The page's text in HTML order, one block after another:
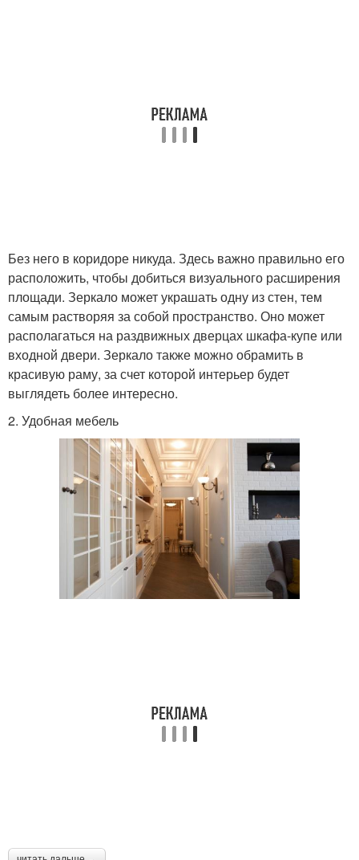
Без него в коридоре никуда. Здесь важно правильно его
расположить, чтобы добиться визуального расширения
площади. Зеркало может украшать одну из стен, тем
самым растворяя за собой пространство. Оно может
располагаться на раздвижных дверцах шкафа-купе или
входной двери. Зеркало также можно обрамить в
красивую раму, за счет которой интерьер будет
выглядеть более интересно.
2. Удобная мебель